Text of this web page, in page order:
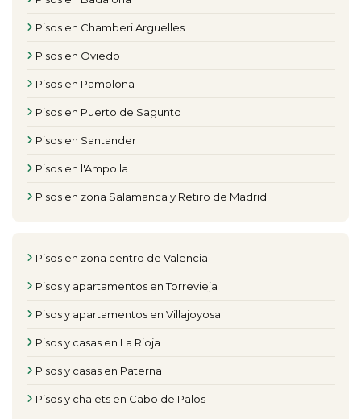
Pisos en Chamberi Arguelles
Pisos en Oviedo
Pisos en Pamplona
Pisos en Puerto de Sagunto
Pisos en Santander
Pisos en l'Ampolla
Pisos en zona Salamanca y Retiro de Madrid
Pisos en zona centro de Valencia
Pisos y apartamentos en Torrevieja
Pisos y apartamentos en Villajoyosa
Pisos y casas en La Rioja
Pisos y casas en Paterna
Pisos y chalets en Cabo de Palos